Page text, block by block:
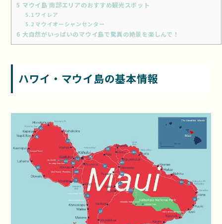
5 マウイ島 南部エリアのおすすめ観光スポット
5.1 ワイレア
5.2 マウイオーシャンセンター
6 大自然がいっぱいのマウイ島で驚異の絶景を楽しんで！
ハワイ・マウイ島の基本情報